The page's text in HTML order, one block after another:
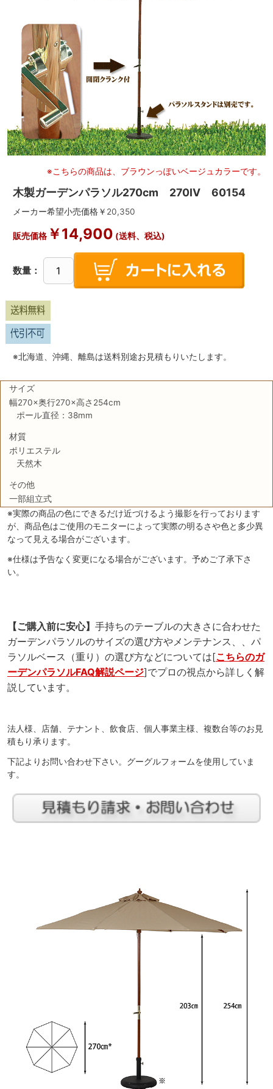
※こちらの商品は、ブラウンっぽいベージュカラーです。
木製ガーデンパラソル270cm 270IV 60154
メーカー希望小売価格￥ 20,350
販売価格￥14,900 (送料、税込)
数量：
※北海道、沖縄、離島は送料別途お見積もりいたします。
サイズ
幅270×奥行270×高さ254cm
ポール直径：38mm
材質
ポリエステル
天然木
その他
一部組立式
※実際の商品の色にできるだけ近づけるよう撮影を行っております
が、商品色はご使用のモニターによって実際の明るさや色と多少異
なって見える場合がございます。
※仕様は予告なく変更になる場合がございます。予めご了承下さ
い。
【ご購入前に安心】 手持ちのテーブルの大きさに合わせた
ガーデンパラソルのサイズの選び方やメンテナンス、、パ
ラソルベース（重り）の選び方などについては[こちらのガ
ーデンパラソルFAQ解説ページ]でプロの視点から詳しく解
説しています。
法人様、店舗、テナント、飲食店、個人事業主様、複数台等のお見
積もり承ります。
下記よりお問い合わせ下さい。グーグルフォームを使用していま
す。